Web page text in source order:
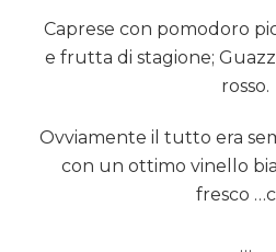
Caprese con pomodoro
e frutta di stagione;
rosso.
Ovviamente il tutto era
con un ottimo vinello
fresco
…